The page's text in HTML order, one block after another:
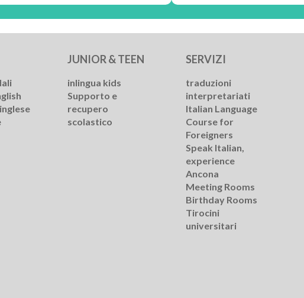
JUNIOR & TEEN
inlingua kids
Supporto e
recupero
scolastico
SERVIZI
traduzioni
interpretariati
Italian Language
Course for
Foreigners
Speak Italian,
experience
Ancona
Meeting Rooms
Birthday Rooms
Tirocini
universitari